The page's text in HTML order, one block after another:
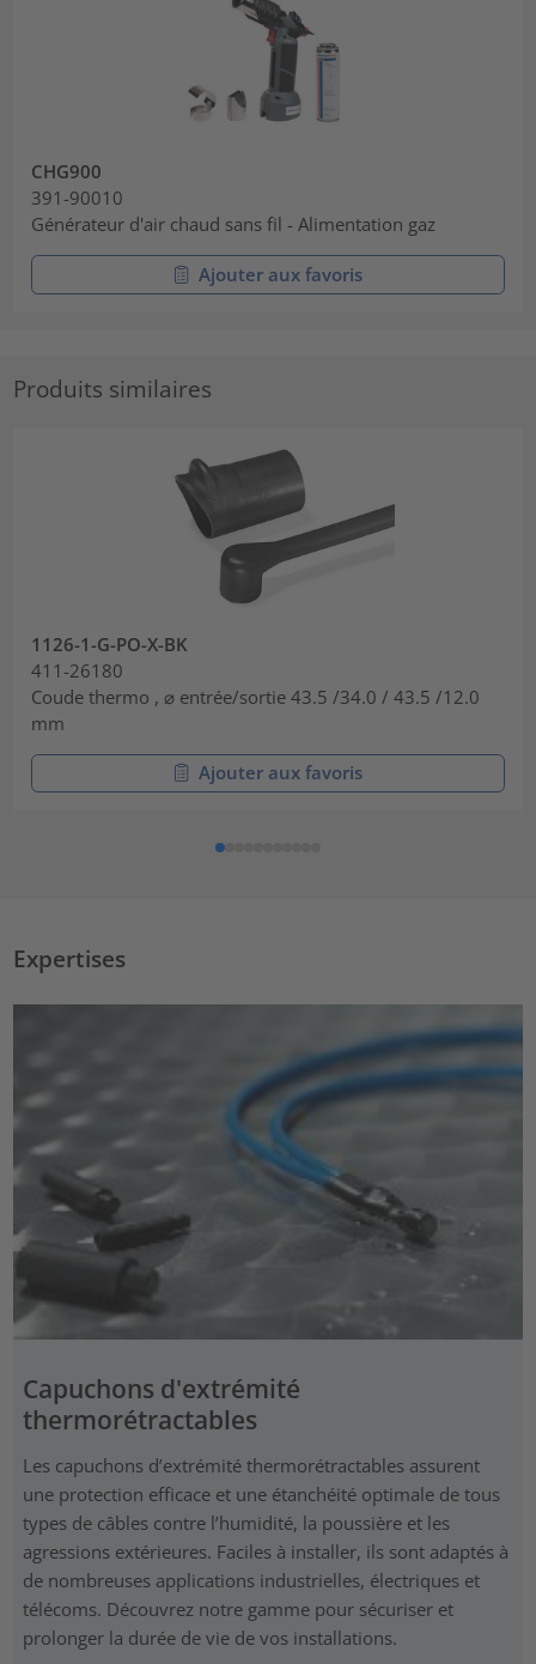
CHG900
391-90010
Générateur d'air chaud sans fil - Alimentation gaz
Ajouter aux favoris
Produits similaires
1126-1-G-PO-X-BK
411-26180
Coude thermo , ⌀ entrée/sortie 43.5 /34.0 / 43.5 /12.0
mm
Ajouter aux favoris
Expertises
Capuchons d'extrémité
thermorétractables
Les capuchons d’extrémité thermorétractables assurent
une protection efficace et une étanchéité optimale de tous
types de câbles contre l’humidité, la poussière et les
agressions extérieures. Faciles à installer, ils sont adaptés à
de nombreuses applications industrielles, électriques et
télécoms. Découvrez notre gamme pour sécuriser et
prolonger la durée de vie de vos installations.